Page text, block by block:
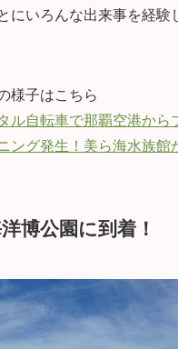
にいろんな出来事を経
様子はこちら
ル自転車で那覇空港から
ング発生！美ら海水族館
博公園に到着！